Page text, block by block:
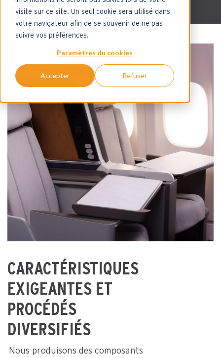
visite sur ce site. Un seul cookie sera utilisé dans
votre navigateur afin de se souvenir de ne pas
suivre vos préférences.
Paramètres du cookies
Accepter Refuser
CARACTÉRISTIQUES
EXIGEANTES ET
PROCÉDÉS
DIVERSIFIÉS
Nous produisons des composants